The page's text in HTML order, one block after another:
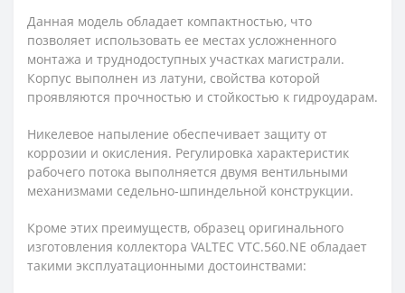
Данная модель обладает компактностью, что
позволяет использовать ее местах усложненного
монтажа и труднодоступных участках магистрали.
Корпус выполнен из латуни, свойства которой
проявляются прочностью и стойкостью к гидроударам.
Никелевое напыление обеспечивает защиту от
коррозии и окисления. Регулировка характеристик
рабочего потока выполняется двумя вентильными
механизмами седельно-шпиндельной конструкции.
Кроме этих преимуществ, образец оригинального
изготовления коллектора VALTEC VTC.560.NE обладает
такими эксплуатационными достоинствами: